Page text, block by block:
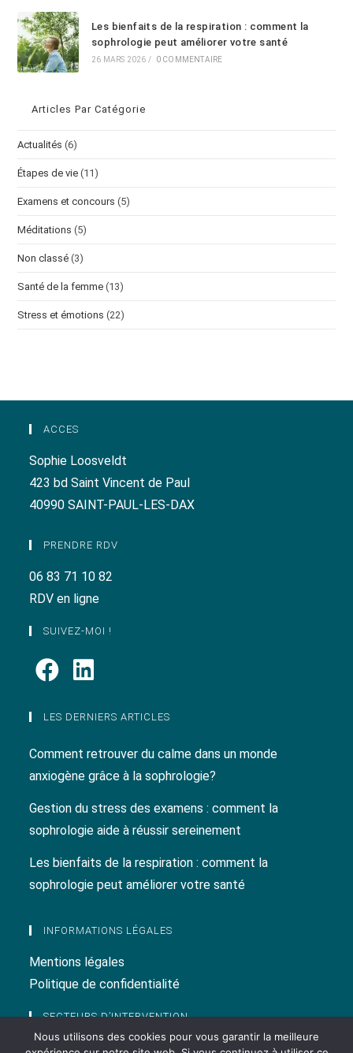
Les bienfaits de la respiration : comment la
sophrologie peut améliorer votre santé
26 MARS 2026 / 0 COMMENTAIRE
Articles Par Catégorie
Actualités (6)
Étapes de vie (11)
Examens et concours (5)
Méditations (5)
Non classé (3)
Santé de la femme (13)
Stress et émotions (22)
ACCES
Sophie Loosveldt
423 bd Saint Vincent de Paul
40990 SAINT-PAUL-LES-DAX
PRENDRE RDV
06 83 71 10 82
RDV en ligne
SUIVEZ-MOI !
LES DERNIERS ARTICLES
Comment retrouver du calme dans un monde
anxiogène grâce à la sophrologie?
Gestion du stress des examens : comment la
sophrologie aide à réussir sereinement
Les bienfaits de la respiration : comment la
sophrologie peut améliorer votre santé
INFORMATIONS LÉGALES
Mentions légales
Politique de confidentialité
SECTEURS D’INTERVENTION
Sophrologue Landes
Nous utilisons des cookies pour vous garantir la meilleure